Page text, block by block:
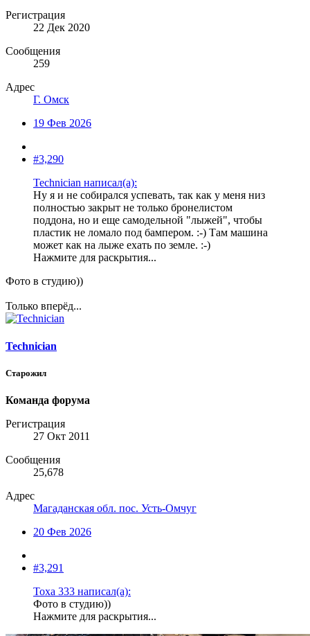
Регистрация
22 Дек 2020
Сообщения
259
Адрес
Г. Омск
19 Фев 2026
#3,290
Technician написал(а):
Ну я и не собирался успевать, так как у меня низ
полностью закрыт не только бронелистом
поддона, но и еще самодельной "лыжей", чтобы
пластик не ломало под бампером. :-) Там машина
может как на лыже ехать по земле. :-)
Нажмите для раскрытия...
Фото в студию))
Только вперёд...
Technician
Старожил
Команда форума
Регистрация
27 Окт 2011
Сообщения
25,678
Адрес
Магаданская обл. пос. Усть-Омчуг
20 Фев 2026
#3,291
Тоха 333 написал(а):
Фото в студию))
Нажмите для раскрытия...